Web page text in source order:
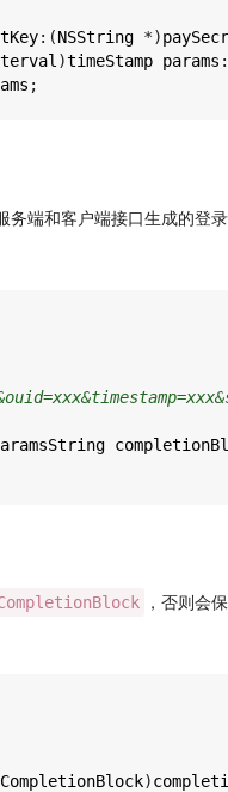
:(NSString *)
)timeStamp params :
;
务端和客户端接口生成的登
，否则会
)